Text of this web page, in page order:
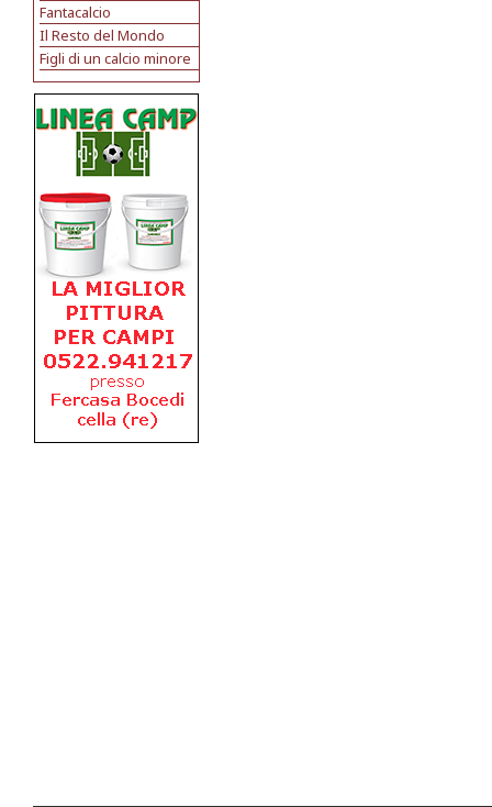
Fantacalcio
Il Resto del Mondo
Figli di un calcio minore